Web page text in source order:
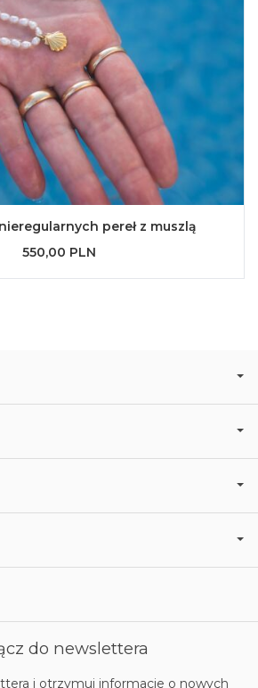
pereł z muszlą
550,00 PLN
do newslettera
i otrzymuj informacje o nowych